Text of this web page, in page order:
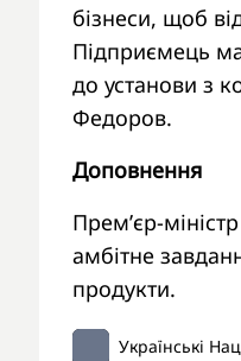
бізнеси, щоб
Підприємець
до установи з
Федоров.
Доповнення
Прем’єр-
амбітне
продукти.
Українські